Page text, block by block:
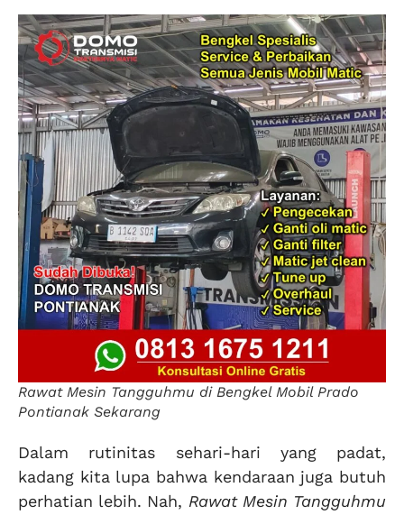
Rawat Mesin Tangguhmu di Bengkel Mobil Prado
Pontianak Sekarang
Dalam rutinitas sehari-hari yang padat,
kadang kita lupa bahwa kendaraan juga butuh
perhatian lebih. Nah, Rawat Mesin Tangguhmu